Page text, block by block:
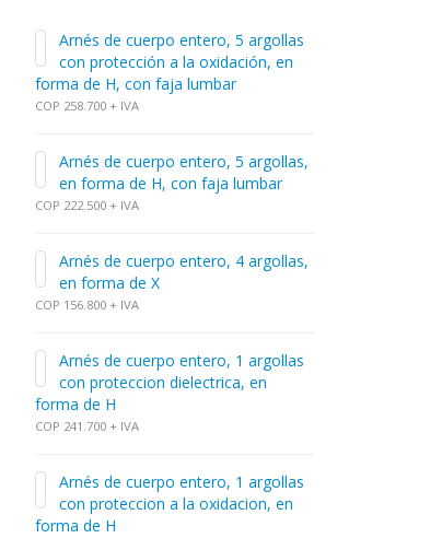
Arnés de cuerpo entero, 5 argollas
con protección a la oxidación, en
forma de H, con faja lumbar
COP 258.700 + IVA
Arnés de cuerpo entero, 5 argollas,
en forma de H, con faja lumbar
COP 222.500 + IVA
Arnés de cuerpo entero, 4 argollas,
en forma de X
COP 156.800 + IVA
Arnés de cuerpo entero, 1 argollas
con proteccion dielectrica, en
forma de H
COP 241.700 + IVA
Arnés de cuerpo entero, 1 argollas
con proteccion a la oxidacion, en
forma de H